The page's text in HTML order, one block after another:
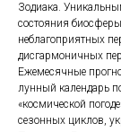
Зодиака.
состояния
неблагоприятных
дисгармоничных
Ежемесячные
лунный календарь
«космической
сезонных циклов,